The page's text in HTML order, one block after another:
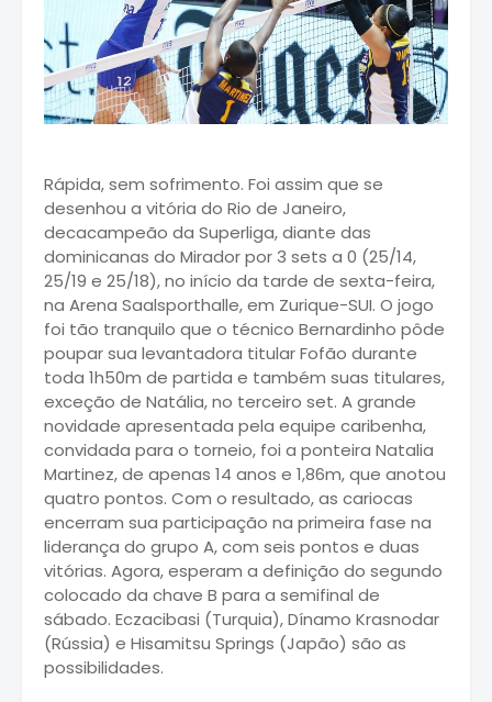
Rápida, sem sofrimento. Foi assim que se
desenhou a vitória do Rio de Janeiro,
decacampeão da Superliga, diante das
dominicanas do Mirador por 3 sets a 0 (25/14,
25/19 e 25/18), no início da tarde de sexta-feira,
na Arena Saalsporthalle, em Zurique-SUI. O jogo
foi tão tranquilo que o técnico Bernardinho pôde
poupar sua levantadora titular Fofão durante
toda 1h50m de partida e também suas titulares,
exceção de Natália, no terceiro set. A grande
novidade apresentada pela equipe caribenha,
convidada para o torneio, foi a ponteira Natalia
Martinez, de apenas 14 anos e 1,86m, que anotou
quatro pontos. Com o resultado, as cariocas
encerram sua participação na primeira fase na
liderança do grupo A, com seis pontos e duas
vitórias. Agora, esperam a definição do segundo
colocado da chave B para a semifinal de
sábado. Eczacibasi (Turquia), Dínamo Krasnodar
(Rússia) e Hisamitsu Springs (Japão) são as
possibilidades.